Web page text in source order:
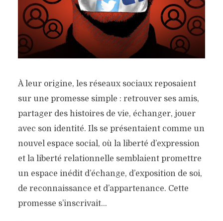
À leur origine, les réseaux sociaux reposaient
sur une promesse simple : retrouver ses amis,
partager des histoires de vie, échanger, jouer
avec son identité. Ils se présentaient comme un
nouvel espace social, où la liberté d’expression
et la liberté relationnelle semblaient promettre
un espace inédit d’échange, d’exposition de soi,
de reconnaissance et d’appartenance. Cette
promesse s’inscrivait...